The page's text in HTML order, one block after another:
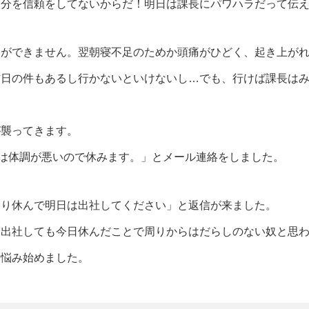
を信頼をしてないからだ！明日は課長にパワハラだって伝
できません。翌朝寝不足のためか頭痛がひどく、起き上が
の件もあるし行かないといけないし…でも、行けば課長は
ってきます。
体調が悪いので休みます。」とメール連絡をしました。
休んで明日は出社してください」と返信が来ました。
社しても今日休んだことで周りからはだらしのない奴と思
み始めました。